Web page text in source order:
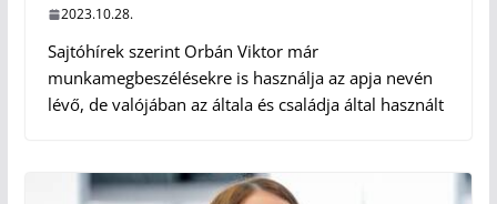
2023.10.28.
Sajtóhírek szerint Orbán Viktor már
munkamegbeszélésekre is használja az apja nevén
lévő, de valójában az általa és családja által használt